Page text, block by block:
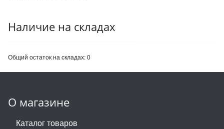
Наличие на складах
Общий остаток на складах:0
О магазине
Каталог товаров